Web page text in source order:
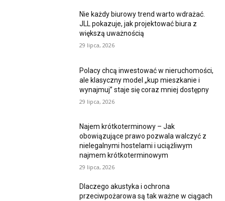
Nie każdy biurowy trend warto wdrażać.
JLL pokazuje, jak projektować biura z
większą uważnością
29 lipca, 2026
Polacy chcą inwestować w nieruchomości,
ale klasyczny model „kup mieszkanie i
wynajmuj” staje się coraz mniej dostępny
29 lipca, 2026
Najem krótkoterminowy – Jak
obowiązujące prawo pozwala walczyć z
nielegalnymi hostelami i uciążliwym
najmem krótkoterminowym
29 lipca, 2026
Dlaczego akustyka i ochrona
przeciwpożarowa są tak ważne w ciągach